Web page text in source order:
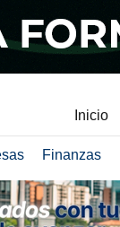
Inicio
Finanzas